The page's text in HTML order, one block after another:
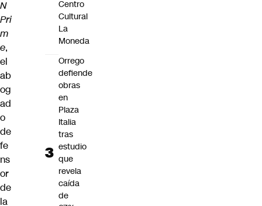
N
Pri
m
e,
el
ab
og
ad
o
de
fe
ns
or
de
la
Centro
Cultural
La
Moneda
Orrego
defiende
obras
en
Plaza
Italia
tras
estudio
que
revela
caída
de